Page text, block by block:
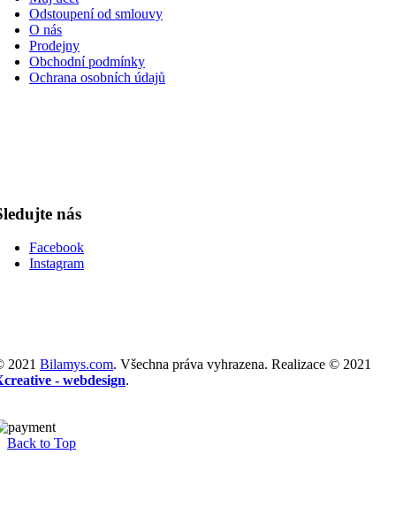
Odstoupení od smlouvy
O nás
Prodejny
Obchodní podmínky
Ochrana osobních údajů
nás
Facebook
Instagram
2021 Bilamys.com. Všechna práva vyhrazena. Realizace © 2021
- webdesign.
Back to Top